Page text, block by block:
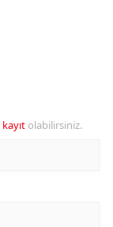
kayıt olabilirsiniz.